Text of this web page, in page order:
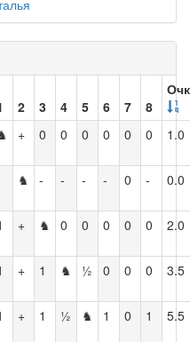
2 3 4 5 6 7 8
+ 0 0 0 0 0 0 1.0
♞ - - - - 0 - 0.0
+ ♞ 0 0 0 0 0 2.0
+ 1 ♞ ½ 0 0 0 3.5
+ 1 ½ ♞ 1 0 1 5.5